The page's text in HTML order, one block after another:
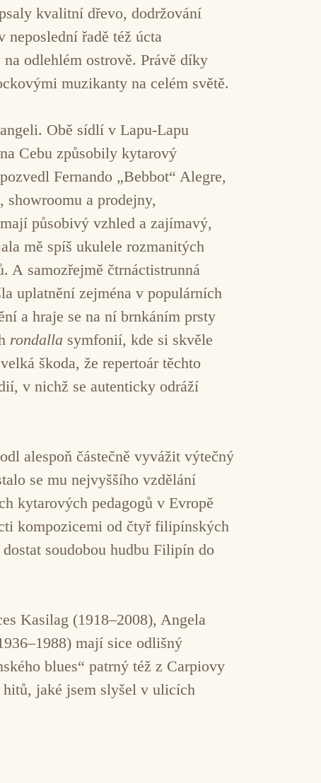
kvalitní dřevo, dodržování
řadě též úcta
odlehlém ostrově. Právě díky
muzikanty na celém světě.
Obě sídlí v Lapu-Lapu
Cebu způsobily kytarový
Fernando „Bebbot“ Alegre,
a prodejny,
působivý vzhled a zajímavý,
mě spíš ukulele rozmanitých
A samozřejmě čtrnáctistrunná
uplatnění zejména v populárních
a hraje se na ní brnkáním prsty
rondalla symfonií, kde si skvěle
škoda, že repertoár těchto
v nichž se autenticky odráží
alespoň částečně vyvážit výtečný
se mu nejvyššího vzdělání
kytarových pedagogů v Evropě
kompozicemi od čtyř filipínských
soudobou hudbu Filipín do
Kasilag (1918–2008), Angela
mají sice odlišný
blues“ patrný též z Carpiovy
hitů, jaké jsem slyšel v ulicích